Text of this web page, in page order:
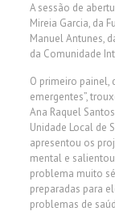
A sessão de
Mireia Garcia, da
Manuel Antunes,
da Comunidade
O primeiro painel,
emergentes”,
Ana Raquel
Unidade Local de
apresentou os
mental e
problema muito
preparadas para
problemas de